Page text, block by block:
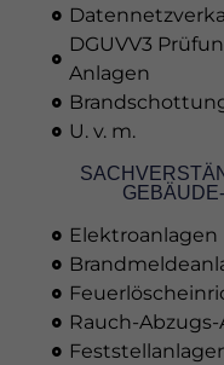
DGUVV3
Anlagen
U. v. m.
Elektroanlagen
Rauch-